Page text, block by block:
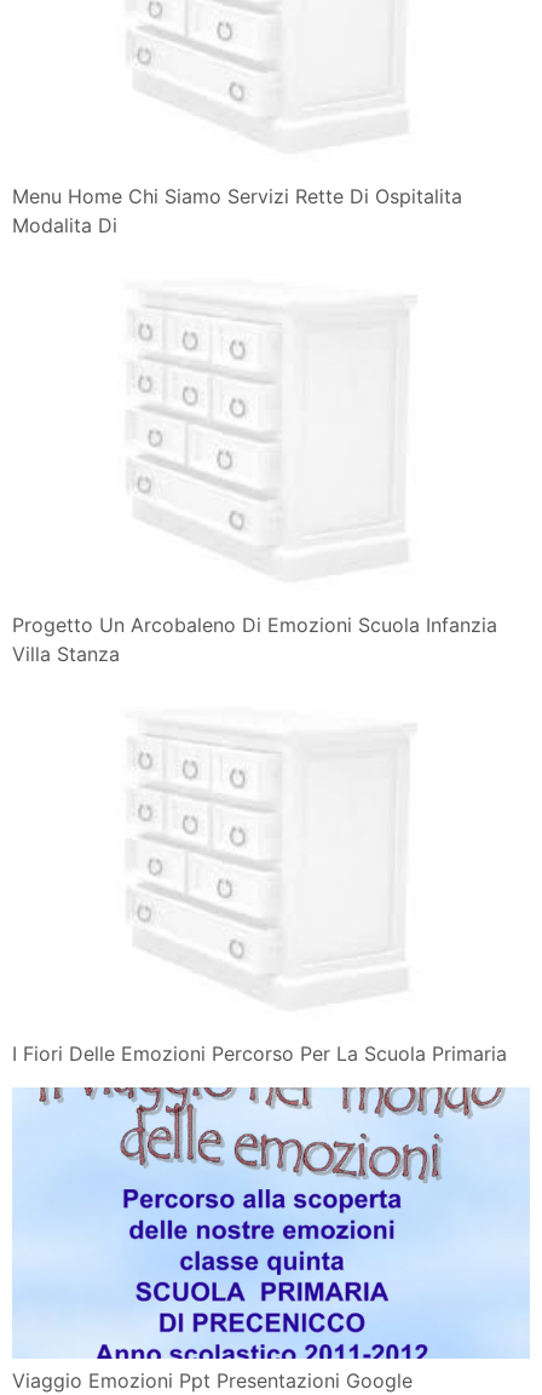
Menu Home Chi Siamo Servizi Rette Di Ospitalita
Modalita Di
Progetto Un Arcobaleno Di Emozioni Scuola Infanzia
Villa Stanza
I Fiori Delle Emozioni Percorso Per La Scuola Primaria
Viaggio Emozioni Ppt Presentazioni Google